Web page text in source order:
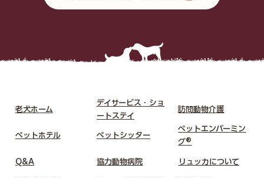
老犬ホーム
デイサービス・ショ
ートステイ
​訪問動物介護
ペットホテル ​ペットシッター
ペットエンバーミン
グ®
Q&A ​協力動物病院 リュッカについて